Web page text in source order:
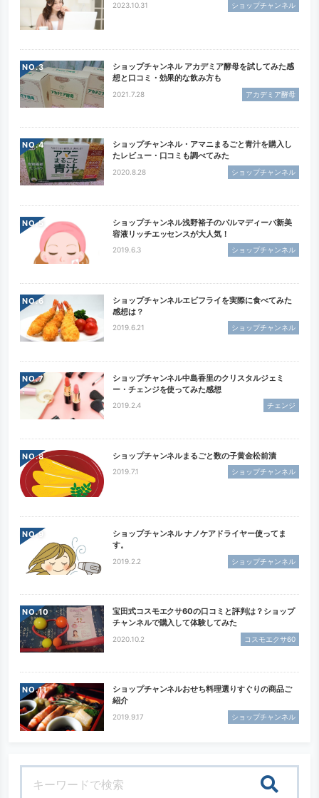
2023.10.31 ショップチャンネル
NO.
ショップチャンネル アカデミア酵母を試してみた感
想と口コミ・効果的な飲み方も
2021.7.28 アカデミア酵母
NO.
ショップチャンネル・アマニまるごと青汁を購入し
たレビュー・口コミも調べてみた
2020.8.28 ショップチャンネル
NO.
ショップチャンネル浅野裕子のパルマディーバ新美
容液リッチエッセンスが大人気！
2019.6.3 ショップチャンネル
NO.
ショップチャンネルエビフライを実際に食べてみた
感想は？
2019.6.21 ショップチャンネル
NO.
ショップチャンネル中島香里のクリスタルジェミ
ー・チェンジを使ってみた感想
2019.2.4 チェンジ
NO. ショップチャンネルまるごと数の子黄金松前漬
2019.7.1 ショップチャンネル
NO.
ショップチャンネル ナノケアドライヤー使ってま
す。
2019.2.2 ショップチャンネル
NO.
宝田式コスモエクサ60の口コミと評判は？ショップ
チャンネルで購入して体験してみた
2020.10.2 コスモエクサ60
NO.
ショップチャンネルおせち料理選りすぐりの商品ご
紹介
2019.9.17 ショップチャンネル